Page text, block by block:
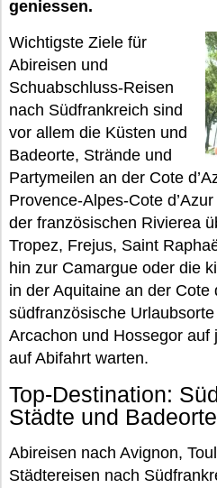
geniessen.
Wichtigste Ziele für
Abireisen und
Schuabschluss-Reisen
nach Südfrankreich sind
vor allem die Küsten und
Badeorte, Strände und
Partymeilen an der Cote
Provence-Alpes-Cote
der französischen Rivierea
Tropez, Frejus, Saint
hin zur Camargue oder die
in der Aquitaine an der Cote
südfranzösische
Arcachon und Hossegor auf
auf Abifahrt warten.
Top-Destination:
Städte und Badeorte
Abireisen nach Avignon,
Städtereisen nach